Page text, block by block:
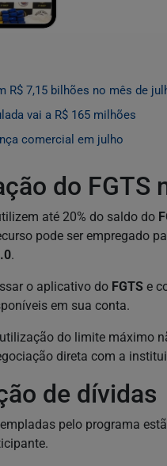
R$ 7,15 bilhões no mês de
vai a R$ 165 milhões
comercial em julho
do FGTS
até 20% do saldo do
pode ser empregado
.
o aplicativo do FGTS e
em sua conta.
do limite máximo
direta com a
de dívidas
pelo programa